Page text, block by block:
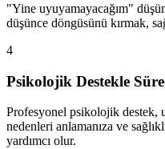
"Yine uyuyamayacağım"
düşünce döngüsünü kırmak,
4
Psikolojik Destekle
Profesyonel psikolojik destek,
nedenleri anlamanıza ve
yardımcı olur.